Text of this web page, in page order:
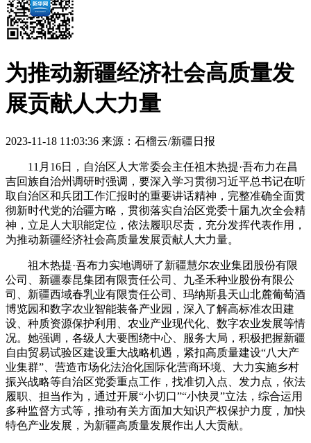
为推动新疆经济社会高质量发
展贡献人大力量
2023-11-18 11:03:36 来源：石榴云/新疆日报
11月16日，自治区人大常委会主任祖木热提·吾布力在昌
吉回族自治州调研时强调，要深入学习贯彻习近平总书记在听
取自治区和兵团工作汇报时的重要讲话精神，完整准确全面贯
彻新时代党的治疆方略，贯彻落实自治区党委十届九次全会精
神，立足人大职能定位，依法履职尽责，充分发挥代表作用，
为推动新疆经济社会高质量发展贡献人大力量。
祖木热提·吾布力实地调研了新疆慧尔农业集团股份有限
公司、新疆泰昆集团有限责任公司、九圣禾种业股份有限公
司、新疆西域春乳业有限责任公司、玛纳斯县天山北麓葡萄酒
博览园和数字农业智能装备产业园，深入了解高标准农田建
设、种质资源保护利用、农业产业现代化、数字农业发展等情
况。她强调，各级人大要围绕中心、服务大局，积极把握新疆
自由贸易试验区建设重大战略机遇，紧扣高质量建设“八大产
业集群”、营造市场化法治化国际化营商环境、大力实施乡村
振兴战略等自治区党委重点工作，找准切入点、发力点，依法
履职、担当作为，通过开展“小切口”“小快灵”立法，综合运用
多种监督方式等，推动有关方面加大知识产权保护力度，加快
特色产业发展，为新疆高质量发展作出人大贡献。